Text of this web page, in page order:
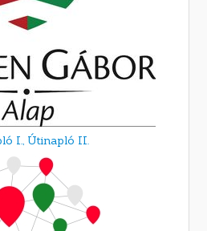
I., Útinapló II.